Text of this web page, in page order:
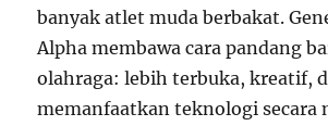
banyak atlet muda berbakat.
Alpha membawa cara pandang
olahraga: lebih terbuka, kreatif,
memanfaatkan teknologi secara